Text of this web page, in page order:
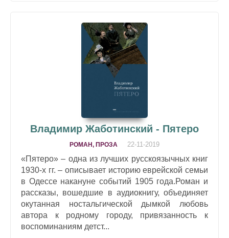
Владимир Жаботинский - Пятеро
РОМАН, ПРОЗА 22-11-2019
«Пятеро» – одна из лучших русскоязычных книг
1930-х гг. – описывает историю еврейской семьи
в Одессе накануне событий 1905 года.Роман и
рассказы, вошедшие в аудиокнигу, объединяет
окутанная ностальгической дымкой любовь
автора к родному городу, привязанность к
воспоминаниям детст...